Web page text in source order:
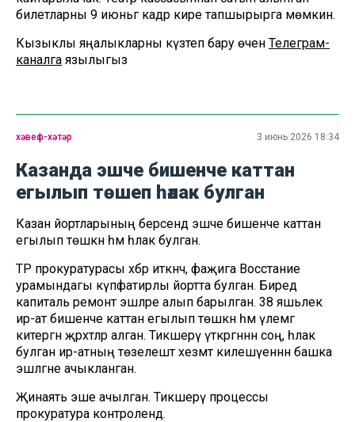
билетларны 9 июньгә кадәр кире тапшырырга мөмкин.
Кызыклы яңалыкларны күзәтеп бару өчен Телеграм-
каналга язылыгыз
хәвеф-хәтәр 3 июнь 2026 18:34
Казанда эшче бишенче каттан
егылып төшеп һәлак булган
Казан йортларының берсендә эшче бишенче каттан
егылып төшкән һәм һәлак булган.
ТР прокуратурасы хәбәр иткәнчә, фаҗига Восстание
урамындагы күпфатирлы йортта булган. Биредә
капиталь ремонт эшләре алып барылган. 38 яшьлек
ир-ат бишенче каттан егылып төшкән һәм үлемгә
китергән җәрәхәтләр алган. Тикшерү үткәргәннән соң, һәлак
булган ир-атның төзелештә хезмәт килешүеннән башка
эшләгәне ачыкланган.
Җинаять эше ачылган. Тикшерү процессы
прокуратура контролендә.